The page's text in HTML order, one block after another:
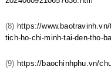
(8) https://
tich-ho-chi-minh-tai-den-tho-
(9) https://baochinhphu.vn/